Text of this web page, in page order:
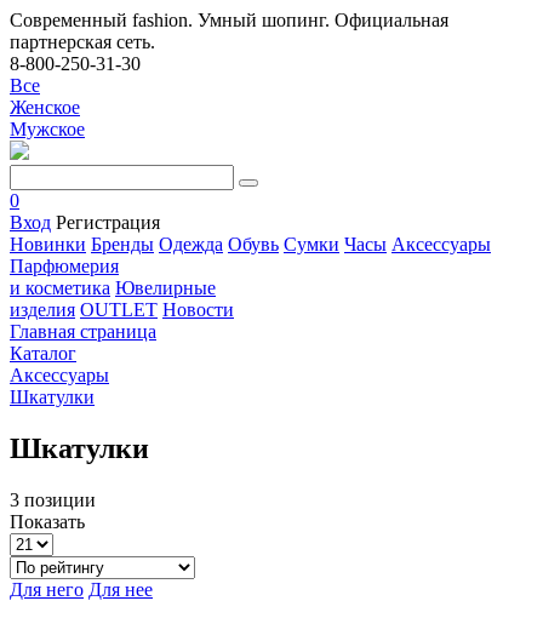
Современный fashion. Умный шопинг. Официальная
партнерская сеть.
8-800-250-31-30
Все
Женское
Мужское
0
Вход Регистрация
Новинки Бренды Одежда Обувь Сумки Часы Аксессуары
Парфюмерия
и косметика Ювелирные
изделия OUTLET Новости
Главная страница
Каталог
Аксессуары
Шкатулки
Шкатулки
3 позиции
Показать
Для него Для нее